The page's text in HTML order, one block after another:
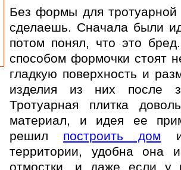
Без формы для тротуарной
сделаешь. Сначала были
потом понял, что это
способом формочки стоят
гладкую поверхность и
изделия из них после
Тротуарная плитка
материал, и идея ее
решил построить дом и
территории, удобна она
отмостки, и даже если